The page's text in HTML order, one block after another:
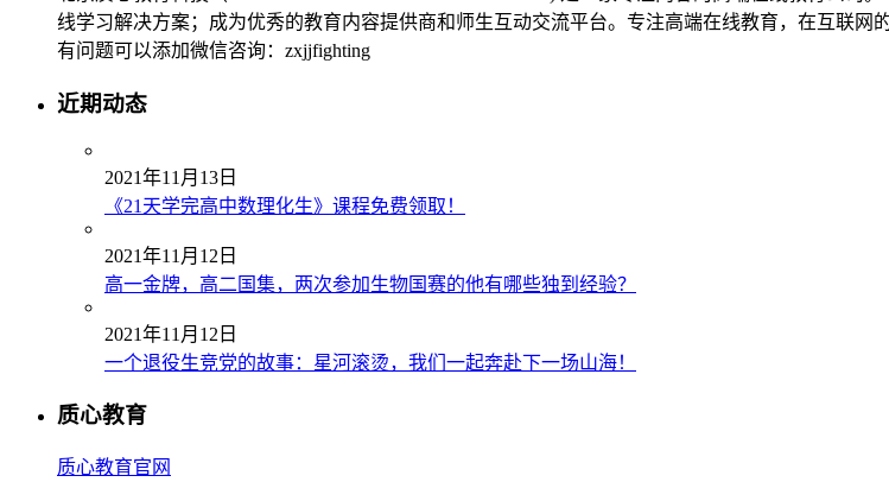
线学习解决方案；成为优秀的教育内容提供商和师生互动交流平台。专注高端在线教育，在互联网
有问题可以添加微信咨询：zxjjfighting
近期动态
2021年11月13日
《21天学完高中数理化生》课程免费领取！
2021年11月12日
高一金牌，高二国集，两次参加生物国赛的他有哪些独到经验？
2021年11月12日
一个退役生竞党的故事：星河滚烫，我们一起奔赴下一场山海！
质心教育
质心教育官网